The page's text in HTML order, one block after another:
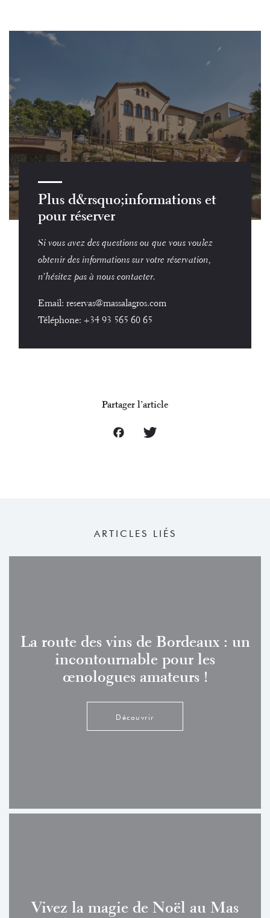
Plus d&rsquo;informations et
pour réserver
Si vous avez des questions ou que vous voulez
obtenir des informations sur votre réservation,
n’hésitez pas à nous contacter.
Email: reservas@massalagros.com
Téléphone: +34 93 565 60 65
Partager l’article
ARTICLES LIÉS
La route des vins de Bordeaux : un
incontournable pour les
œnologues amateurs !
Découvrir
Vivez la magie de Noël au Mas